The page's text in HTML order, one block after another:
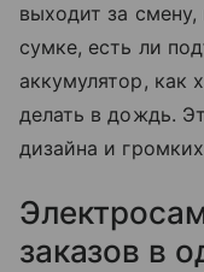
выходит за
сумке, есть ли
аккумулятор, как
делать в дождь.
дизайна и
заказов в